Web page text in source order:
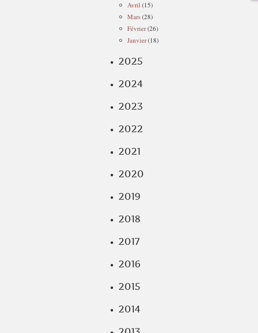
Avril (15)
Mars(28)
Février(26)
Janvier(18)
2025
2024
2023
2022
2021
2020
2019
2018
2017
2016
2015
2014